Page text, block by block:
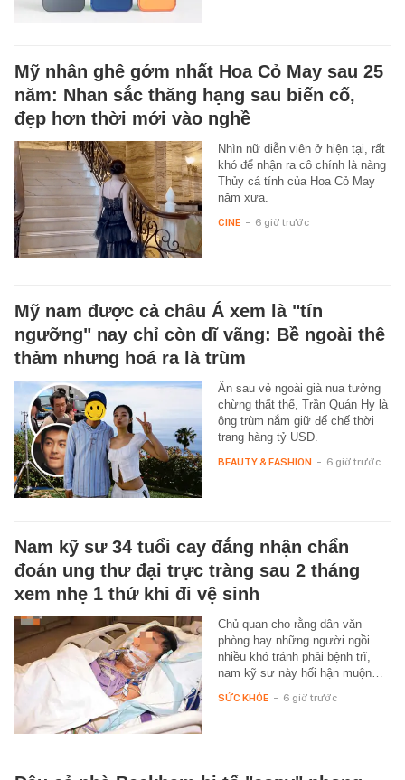
Mỹ nhân ghê gớm nhất Hoa Cỏ May sau 25
năm: Nhan sắc thăng hạng sau biến cố,
đẹp hơn thời mới vào nghề
Nhìn nữ diễn viên ở hiện tại, rất
khó để nhận ra cô chính là nàng
Thủy cá tính của Hoa Cỏ May
năm xưa.
CINE - 6 giờ trước
Mỹ nam được cả châu Á xem là "tín
ngưỡng" nay chỉ còn dĩ vãng: Bề ngoài thê
thảm nhưng hoá ra là trùm
Ẩn sau vẻ ngoài già nua tưởng
chừng thất thế, Trần Quán Hy là
ông trùm nắm giữ đế chế thời
trang hàng tỷ USD.
BEAUTY & FASHION - 6 giờ trước
Nam kỹ sư 34 tuổi cay đắng nhận chẩn
đoán ung thư đại trực tràng sau 2 tháng
xem nhẹ 1 thứ khi đi vệ sinh
Chủ quan cho rằng dân văn
phòng hay những người ngồi
nhiều khó tránh phải bệnh trĩ,
nam kỹ sư này hối hận muộn…
SỨC KHỎE - 6 giờ trước